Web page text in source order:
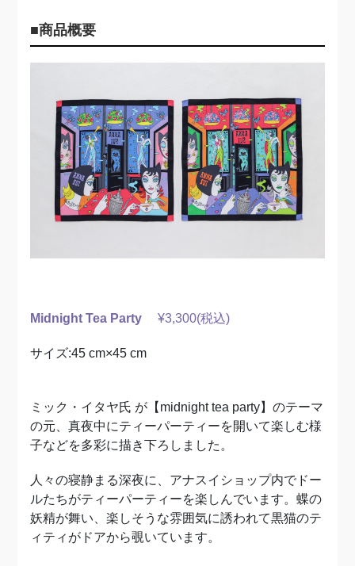
■商品概要
Midnight Tea Party ¥3,300(税込)
サイズ:45 cm×45 cm
ミック・イタヤ氏 が【midnight tea party】のテーマ
の元、真夜中にティーパーティーを開いて楽しむ様
子などを多彩に描き下ろしました。
人々の寝静まる深夜に、アナスイショップ内でドー
ルたちがティーパーティーを楽しんでいます。蝶の
妖精が舞い、楽しそうな雰囲気に誘われて黒猫のテ
ィティがドアから覗いています。